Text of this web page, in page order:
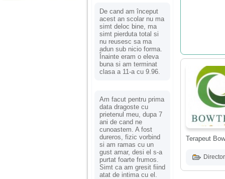
De cand am început
acest an scolar nu ma
simt deloc bine, ma
simt pierduta total si
nu reusesc sa ma
adun sub nicio forma.
Înainte eram o eleva
buna si am terminat
clasa a 11-a cu 9.96.
Am facut pentru prima
data dragoste cu
prietenul meu, dupa 7
ani de cand ne
cunoastem. A fost
dureros, fizic vorbind
si am ramas cu un
gust amar, desi el s-a
purtat foarte frumos.
Simt ca am gresit fiind
atat de intima cu el.
Terapeut